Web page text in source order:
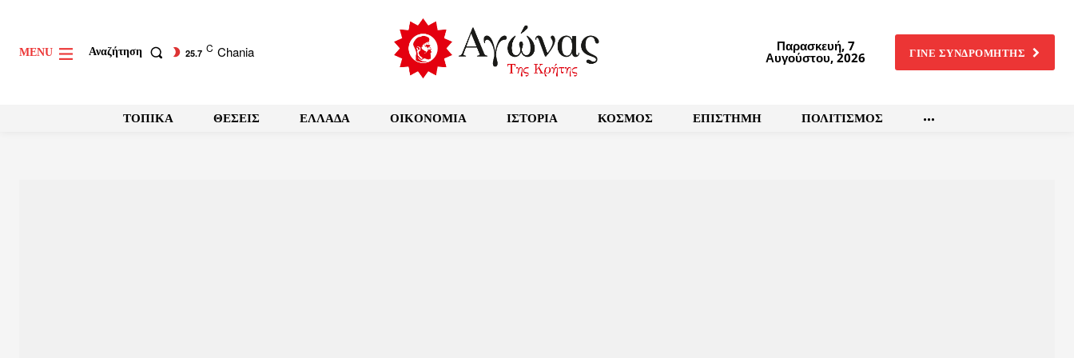
MENU Αναζήτηση 25.7 C Chania Παρασκευή, 7
Αυγούστου, 2026 ΓΙΝΕ ΣΥΝΔΡΟΜΗΤΗΣ
ΤΟΠΙΚΑ ΘΕΣΕΙΣ ΕΛΛΑΔΑ OIKONOMIA ΙΣΤΟΡΙΑ ΚΟΣΜΟΣ ΕΠΙΣΤΗΜΗ ΠΟΛΙΤΙΣΜΟΣ